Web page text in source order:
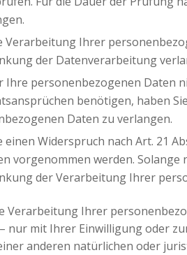
Verarbeitung Ihrer
der Datenverarbeitung
Ihre personenbezogenen Daten
benötigen, haben
Daten zu verlangen.
einen Widerspruch nach Art. 21
vorgenommen werden. Solange
der Verarbeitung Ihrer
Verarbeitung Ihrer
nur mit Ihrer Einwilligung oder
anderen natürlichen oder